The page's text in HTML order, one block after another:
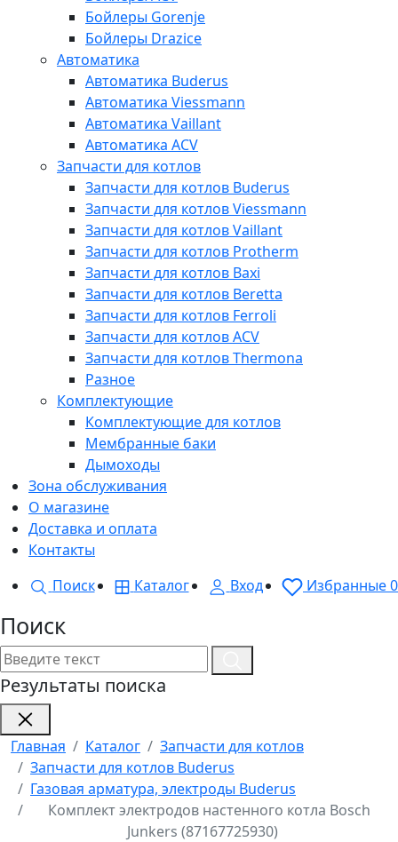
Бойлеры Gorenje
Бойлеры Drazice
Автоматика
Автоматика Buderus
Автоматика Viessmann
Автоматика Vaillant
Автоматика ACV
Запчасти для котлов
Запчасти для котлов Buderus
Запчасти для котлов Viessmann
Запчасти для котлов Vaillant
Запчасти для котлов Protherm
Запчасти для котлов Baxi
Запчасти для котлов Beretta
Запчасти для котлов Ferroli
Запчасти для котлов ACV
Запчасти для котлов Thermona
Разное
Комплектующие
Комплектующие для котлов
Мембранные баки
Дымоходы
Зона обслуживания
О магазине
Доставка и оплата
Контакты
Поиск
Каталог Вход Избранные0
Поиск
Результаты поиска
Главная Каталог
Запчасти для котлов
Запчасти для котлов Buderus
Газовая арматура, электроды Buderus
Комплект электродов настенного котла Bosch
Junkers (87167725930)